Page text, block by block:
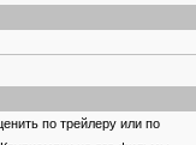
по трейлеру или по